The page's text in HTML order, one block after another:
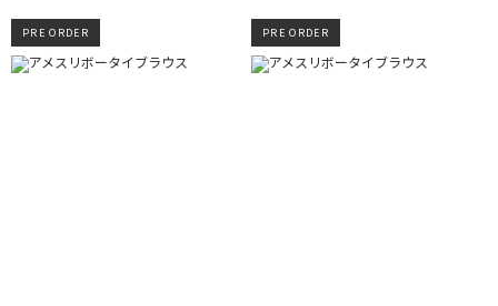
PRE ORDER PRE ORDER